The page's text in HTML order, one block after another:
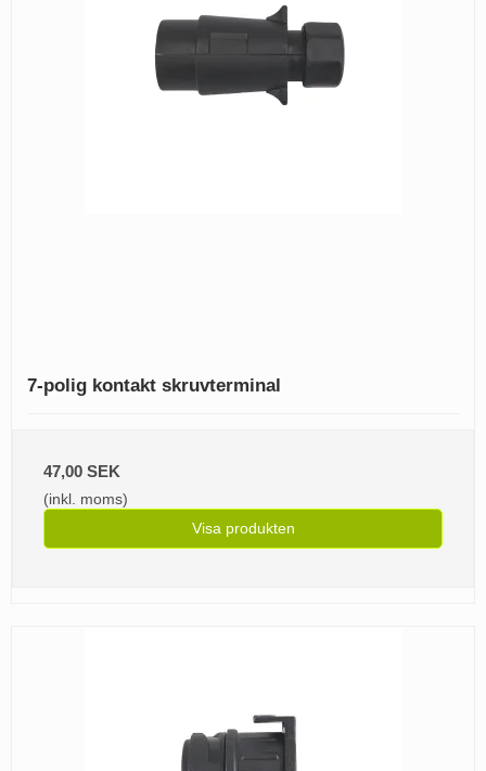
7-polig kontakt skruvterminal
47,00 SEK
(inkl. moms)
Visa produkten